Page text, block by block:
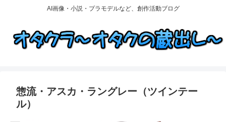
AI画像・小説・プラモデルなど、創作活動ブログ
惣流・アスカ・ラングレー（ツインテー
ル）